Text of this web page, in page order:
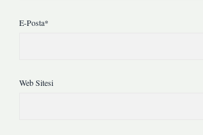
E-Posta*
Web Sitesi